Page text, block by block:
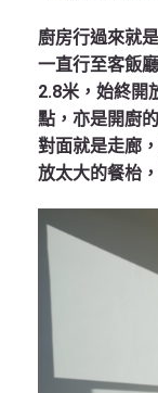
廚房行過來就
一直行至客飯
2.8米，始終開
點，亦是開廚
對面就是走廊
放太大的餐枱